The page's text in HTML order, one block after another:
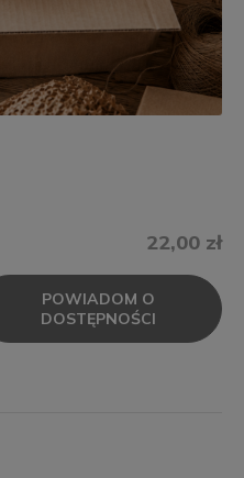
22,00 zł
POWIADOM O
DOSTĘPNOŚCI